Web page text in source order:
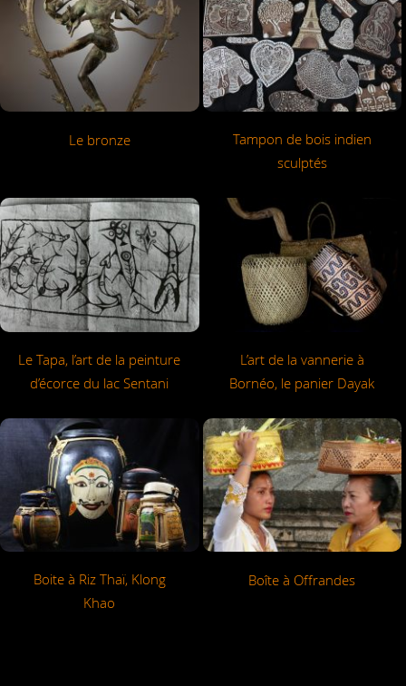
Le bronze
Tampon de bois indien
sculptés
Le Tapa, l’art de la peinture
d’écorce du lac Sentani
L’art de la vannerie à
Bornéo, le panier Dayak
Boite à Riz Thaï, Klong
Khao
Boîte à Offrandes